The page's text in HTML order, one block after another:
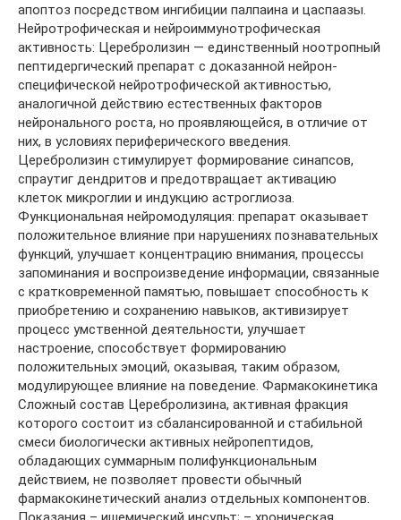
апоптоз посредством ингибиции палпаина и цаспаазы.
Нейротрофическая и нейроиммунотрофическая
активность: Церебролизин — единственный ноотропный
пептидергический препарат с доказанной нейрон-
специфической нейротрофической активностью,
аналогичной действию естественных факторов
нейронального роста, но проявляющейся, в отличие от
них, в условиях периферического введения.
Церебролизин стимулирует формирование синапсов,
спраутиг дендритов и предотвращает активацию
клеток микроглии и индукцию астроглиоза.
Функциональная нейромодуляция: препарат оказывает
положительное влияние при нарушениях познавательных
функций, улучшает концентрацию внимания, процессы
запоминания и воспроизведение информации, связанные
с кратковременной памятью, повышает способность к
приобретению и сохранению навыков, активизирует
процесс умственной деятельности, улучшает
настроение, способствует формированию
положительных эмоций, оказывая, таким образом,
модулирующее влияние на поведение. Фармакокинетика
Сложный состав Церебролизина, активная фракция
которого состоит из сбалансированной и стабильной
смеси биологически активных нейропептидов,
обладающих суммарным полифункциональным
действием, не позволяет провести обычный
фармакокинетический анализ отдельных компонентов.